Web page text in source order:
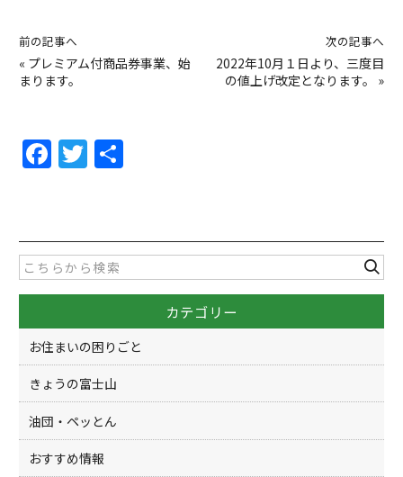
前の記事へ
« プレミアム付商品券事業、始
まります。
次の記事へ
2022年10月１日より、三度目
の値上げ改定となります。
»
F
a
e
b
o
o
k
T
w
er
カテゴリー
お住まいの困りごと
きょうの富士山
油団・ペッとん
おすすめ情報